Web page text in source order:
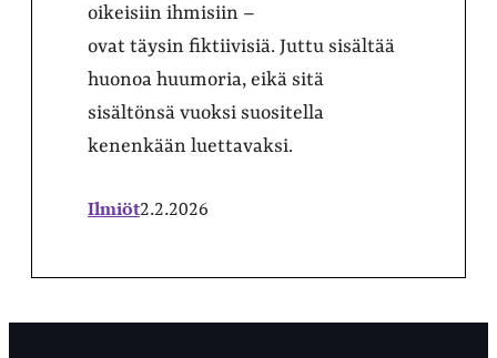
oikeisiin ihmisiin –
ovat täysin fiktiivisiä. Juttu sisältää
huonoa huumoria, eikä sitä
sisältönsä vuoksi suositella
kenenkään luettavaksi.
Ilmiöt2.2.2026